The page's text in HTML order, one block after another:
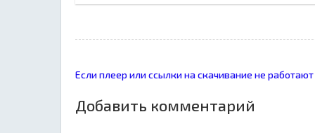
Если плеер или ссылки на скачивание не работают
Добавить комментарий